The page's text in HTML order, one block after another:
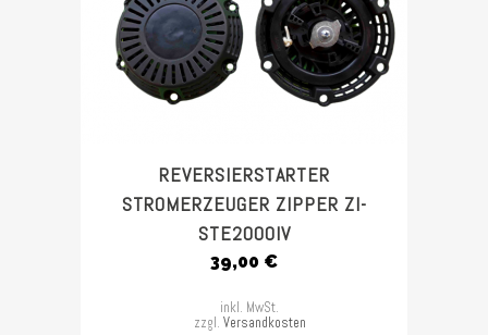
REVERSIERSTARTER
STROMERZEUGER ZIPPER ZI-
STE2000IV
39,00 €
inkl. MwSt.
zzgl. Versandkosten